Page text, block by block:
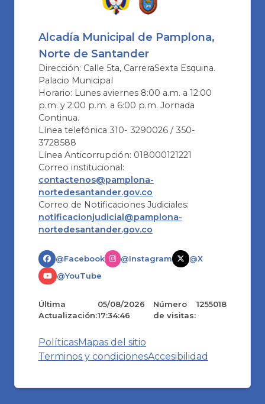
Alcadía Municipal de Pamplona,
Norte de Santander
Dirección: Calle 5ta, CarreraSexta Esquina.
Palacio Municipal
Horario: Lunes aviernes 8:00 a.m. a 12:00
p.m. y 2:00 p.m. a 6:00 p.m. Jornada
Continua.
Línea telefónica 310- 3290026 / 350-
3728588
Línea Anticorrupción: 018000121221
Correo institucional:
contactenos@pamplona-
nortedesantander.gov.co
Correo de Notificaciones Judiciales:
notificacionjudicial@pamplona-
nortedesantander.gov.co
@Facebook @Instagram
@X
@YouTube
Última
Actualización:
05/08/2026
17:34:46
Número
de visitas:
1255018
PolíticasMapas del sitio
Terminos y condicionesAccesibilidad